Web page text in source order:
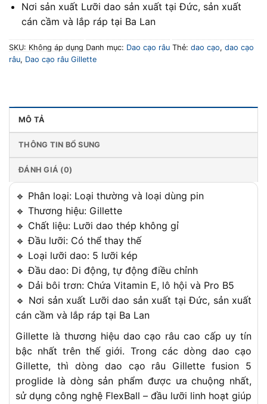
Nơi sản xuất Lưỡi dao sản xuất tại Đức, sản xuất
cán cầm và lắp ráp tại Ba Lan
SKU: Không áp dụng Danh mục: Dao cạo râu Thẻ: dao cạo, dao cạo
râu, Dao cạo râu Gillette
MÔ TẢ
THÔNG TIN BỔ SUNG
ĐÁNH GIÁ (0)
🔹 Phân loại: Loại thường và loại dùng pin
🔹 Thương hiệu: Gillette
🔹 Chất liệu: Lưỡi dao thép không gỉ
🔹 Đầu lưỡi: Có thể thay thế
🔹 Loại lưỡi dao: 5 lưỡi kép
🔹 Đầu dao: Di động, tự động điều chỉnh
🔹 Dải bôi trơn: Chứa Vitamin E, lô hội và Pro B5
🔹 Nơi sản xuất Lưỡi dao sản xuất tại Đức, sản xuất
cán cầm và lắp ráp tại Ba Lan
Gillette là thương hiệu dao cạo râu cao cấp uy tín
bậc nhất trên thế giới. Trong các dòng dao cạo
Gillette, thì dòng dao cạo râu Gillette fusion 5
proglide là dòng sản phẩm được ưa chuộng nhất,
sử dụng công nghệ FlexBall – đầu lưỡi linh hoạt giúp